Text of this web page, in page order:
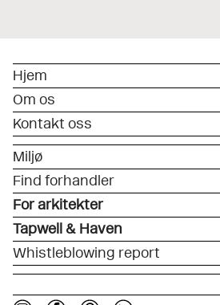
Hjem
Om os
Kontakt oss
Miljø
Find forhandler
For arkitekter
Tapwell & Haven
Whistleblowing report